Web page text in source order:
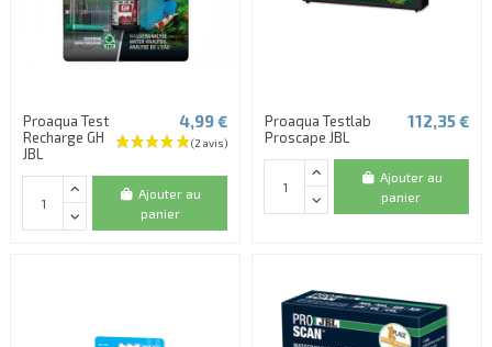
Proaqua Test
Recharge GH
JBL
4,99 €
Ajouter au
panier
Proaqua Testlab
Proscape JBL
112,35 €
Ajouter au
panier